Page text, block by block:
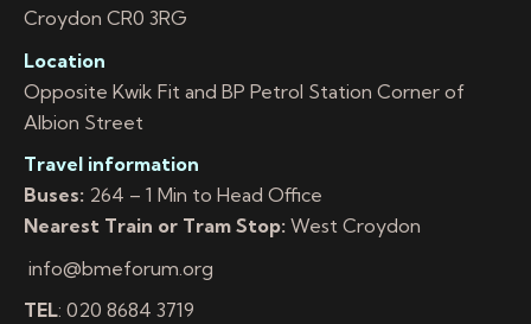
Croydon CR0 3RG
Location
Opposite Kwik Fit and BP Petrol Station Corner of
Albion Street
Travel information
Buses: 264 – 1 Min to Head Office
Nearest Train or Tram Stop: West Croydon
info@bmeforum.org
TEL: 020 8684 3719